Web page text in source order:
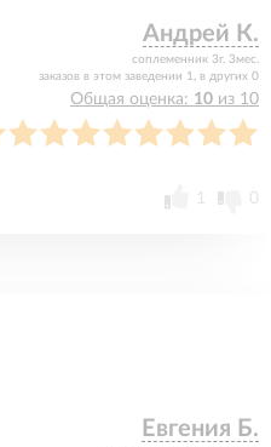
Андрей К.
соплеменник 3г. 3мес.
заказов в этом заведении 1, в других 0
Общая оценка: 10 из 10
1 0
Евгения Б.